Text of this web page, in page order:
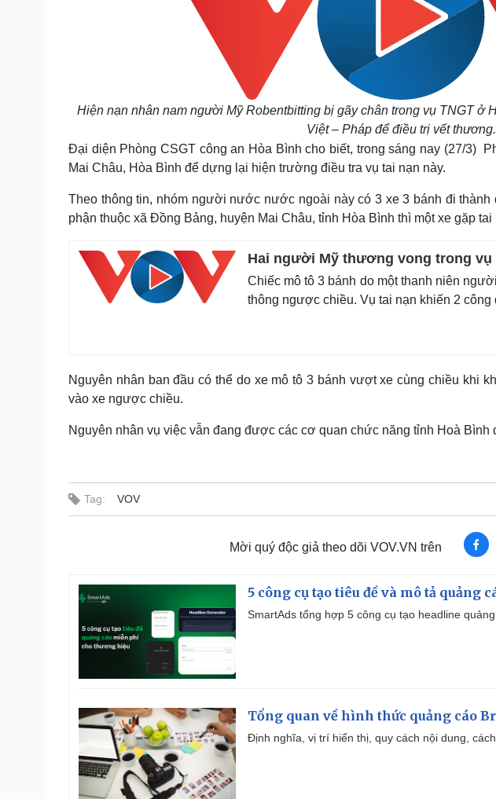
Hiện nạn nhân nam người Mỹ Robentbitting bị gãy chân trong vụ TNGT ở
Việt – Pháp để điều trị vết thương.
Đại diện Phòng CSGT công an Hòa Bình cho biết, trong sáng nay (27/3)
Mai Châu, Hòa Bình để dựng lại hiện trường điều tra vụ tai nạn này.
Theo thông tin, nhóm người nước nước ngoài này có 3 xe 3 bánh đi
phận thuộc xã Đồng Bảng, huyện Mai Châu, tỉnh Hòa Bình thì một xe gặp tai
Hai người Mỹ thương vong trong vụ
Chiếc mô tô 3 bánh do một thanh niên
thông ngược chiều. Vụ tai nạn khiến 2 công
Nguyên nhân ban đầu có thể do xe mô tô 3 bánh vượt xe cùng chiều khi
vào xe ngược chiều.
Nguyên nhân vụ việc vẫn đang được các cơ quan chức năng tỉnh Hoà Bình
Tag: VOV
Mời quý độc giả theo dõi VOV.VN trên
5 công cụ tạo tiêu đề và mô tả quảng
SmartAds tổng hợp 5 công cụ tạo headline
Tổng quan về hình thức quảng cáo
Định nghĩa, vị trí hiển thị, quy cách nội dung,